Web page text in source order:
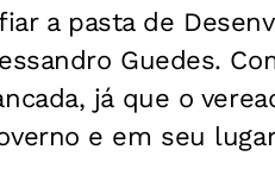
a pasta de
Guedes.
já que o
e em seu